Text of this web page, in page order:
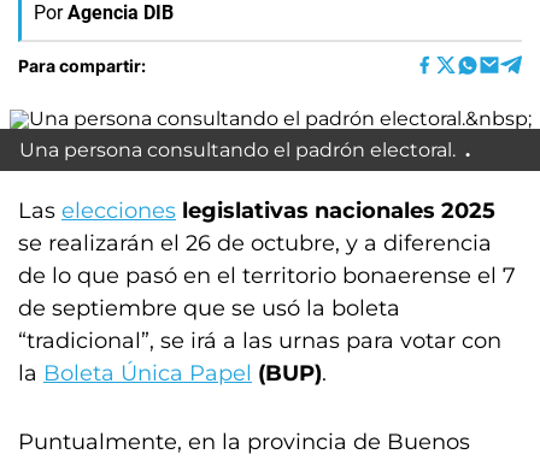
Por Agencia DIB
Para compartir:
Una persona consultando el padrón electoral.
Las elecciones legislativas nacionales 2025
se realizarán el 26 de octubre, y a diferencia
de lo que pasó en el territorio bonaerense el 7
de septiembre que se usó la boleta
“tradicional”, se irá a las urnas para votar con
la Boleta Única Papel (BUP).
Puntualmente, en la provincia de Buenos